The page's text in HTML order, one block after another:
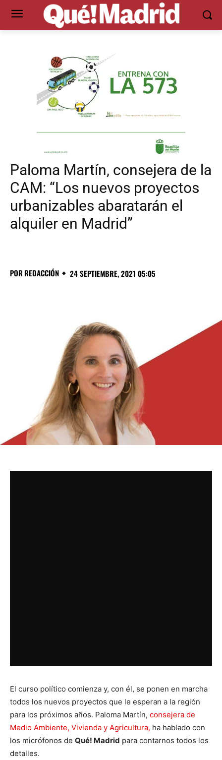
Paloma Martín, consejera de la
CAM: “Los nuevos proyectos
urbanizables abaratarán el
alquiler en Madrid”
POR REDACCIÓN 24 SEPTIEMBRE, 2021 05:05
El curso político comienza y, con él, se ponen en marcha
todos los nuevos proyectos que le esperan a la región
para los próximos años. Paloma Martín, consejera de
Medio Ambiente, Vivienda y Agricultura, ha hablado con
los micrófonos de Qué! Madrid para contarnos todos los
detalles.